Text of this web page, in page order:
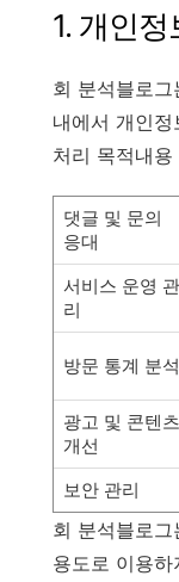
1. 개인
회 분석블로
내에서 개인
처리 목적내용
댓글 및 문의
응대
서비스 운영 관
리
방문 통계 분석
광고 및 콘텐츠
개선
보안 관리
회 분석블로
용도로 이용